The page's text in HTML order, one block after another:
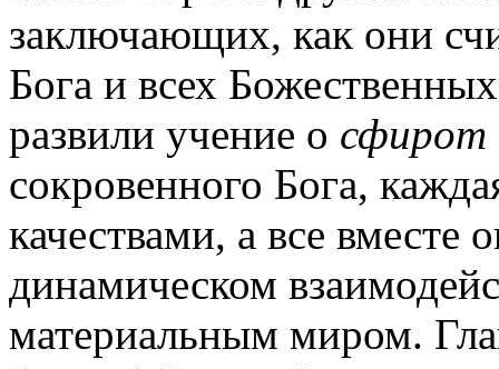
заключающих, как они
Бога и всех
развили учение о сфирот
сокровенного Бога,
качествами, а все вместе
динамическом
материальным миром.